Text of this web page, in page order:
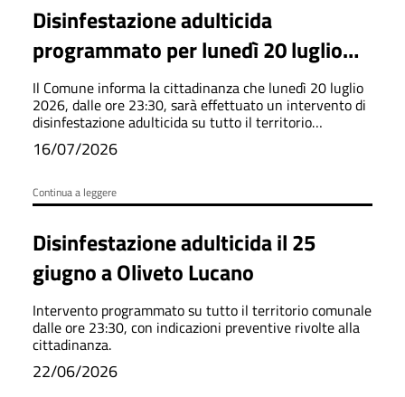
Disinfestazione adulticida
programmato per lunedì 20 luglio
2026
Il Comune informa la cittadinanza che lunedì 20 luglio
2026, dalle ore 23:30, sarà effettuato un intervento di
disinfestazione adulticida su tutto il territorio
comunale.
16/07/2026
Continua a leggere
Disinfestazione adulticida il 25
giugno a Oliveto Lucano
Intervento programmato su tutto il territorio comunale
dalle ore 23:30, con indicazioni preventive rivolte alla
cittadinanza.
22/06/2026